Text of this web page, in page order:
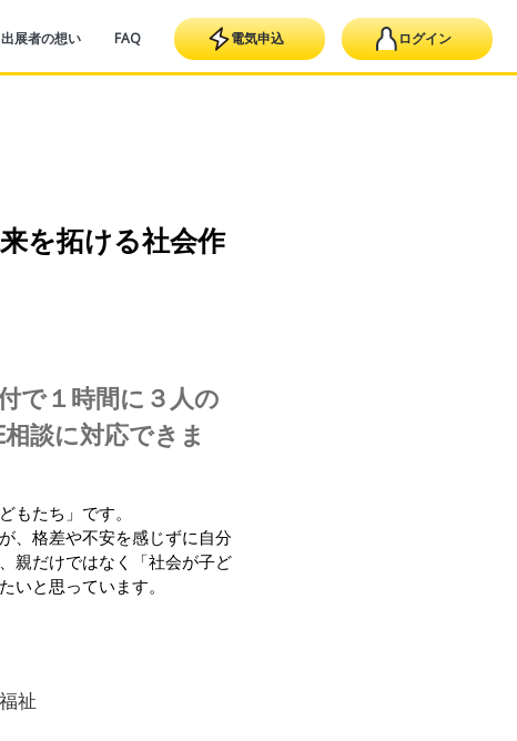
出展者の想い FAQ 電気申込 ログイン
を拓ける社会作
で１時間に３人の
談に対応できま
もたち」です。
、格差や不安を感じずに自分
親だけではなく「社会が子ど
いと思っています。
祉